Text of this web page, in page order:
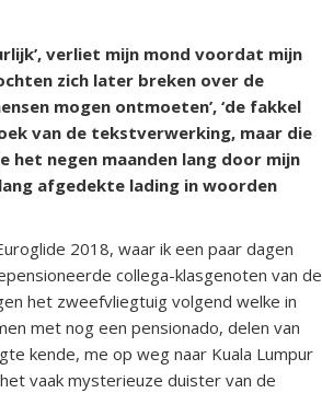
verliet mijn mond voordat mijn
zich later breken over de
mogen ontmoeten’, ‘de fakkel
van de tekstverwerking, maar die
het negen maanden lang door mijn
afgedekte lading in woorden
2018, waar ik een paar dagen
collega-klasgenoten van de
het zweefvliegtuig volgend welke in
met nog een pensionado, delen van
kende, me op weg naar Kuala Lumpur
vaak mysterieuze duister van de